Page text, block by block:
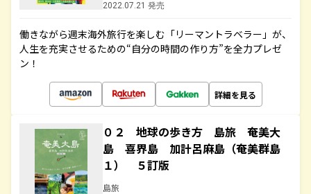
2022.07.21 発売
働きながら週末海外旅行を楽しむ「リーマントラベラー」が、
人生を充実させるための“自分の時間の作り方”を全力プレゼ
ン！
詳細を見る
０２ 地球の歩き方 島旅 奄美大
島 喜界島 加計呂麻島（奄美群島
１） ５訂版
島旅